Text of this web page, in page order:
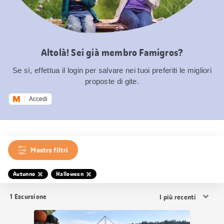
Altolà! Sei già membro Famigros?
Se sì, effettua il login per salvare nei tuoi preferiti le migliori
proposte di gite.
Accedi
Mostra filtri
Autunno Halloween
1 Escursione
i
risultati